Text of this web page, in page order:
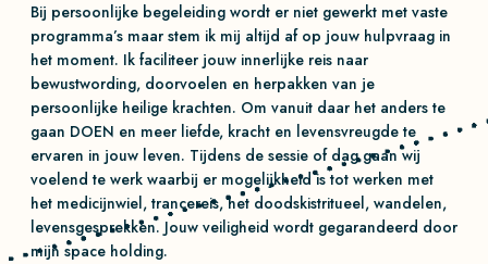
Bij persoonlijke begeleiding wordt er niet gewerkt met vaste
programma’s maar stem ik mij altijd af op jouw hulpvraag in
het moment. Ik faciliteer jouw innerlijke reis naar
bewustwording, doorvoelen en herpakken van je
persoonlijke heilige krachten. Om vanuit daar het anders te
gaan DOEN en meer liefde, kracht en levensvreugde te
ervaren in jouw leven. Tijdens de sessie of dag gaan wij
voelend te werk waarbij er mogelijkheid is tot werken met
het medicijnwiel, trancereis, het doodskistritueel, wandelen,
levensgesprekken. Jouw veiligheid wordt gegarandeerd door
mijn space holding.